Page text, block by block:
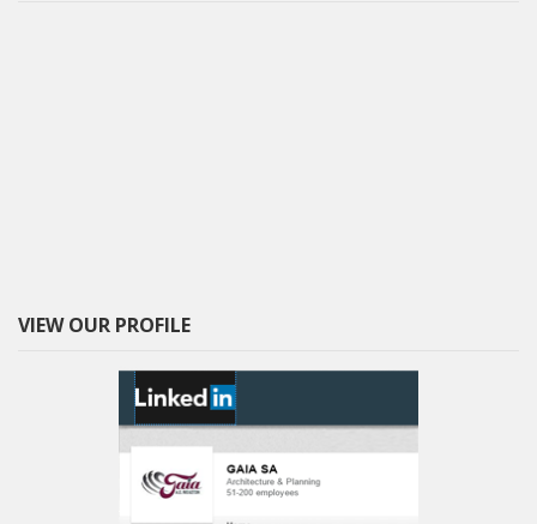
VIEW OUR PROFILE